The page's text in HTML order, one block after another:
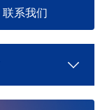
联系我们